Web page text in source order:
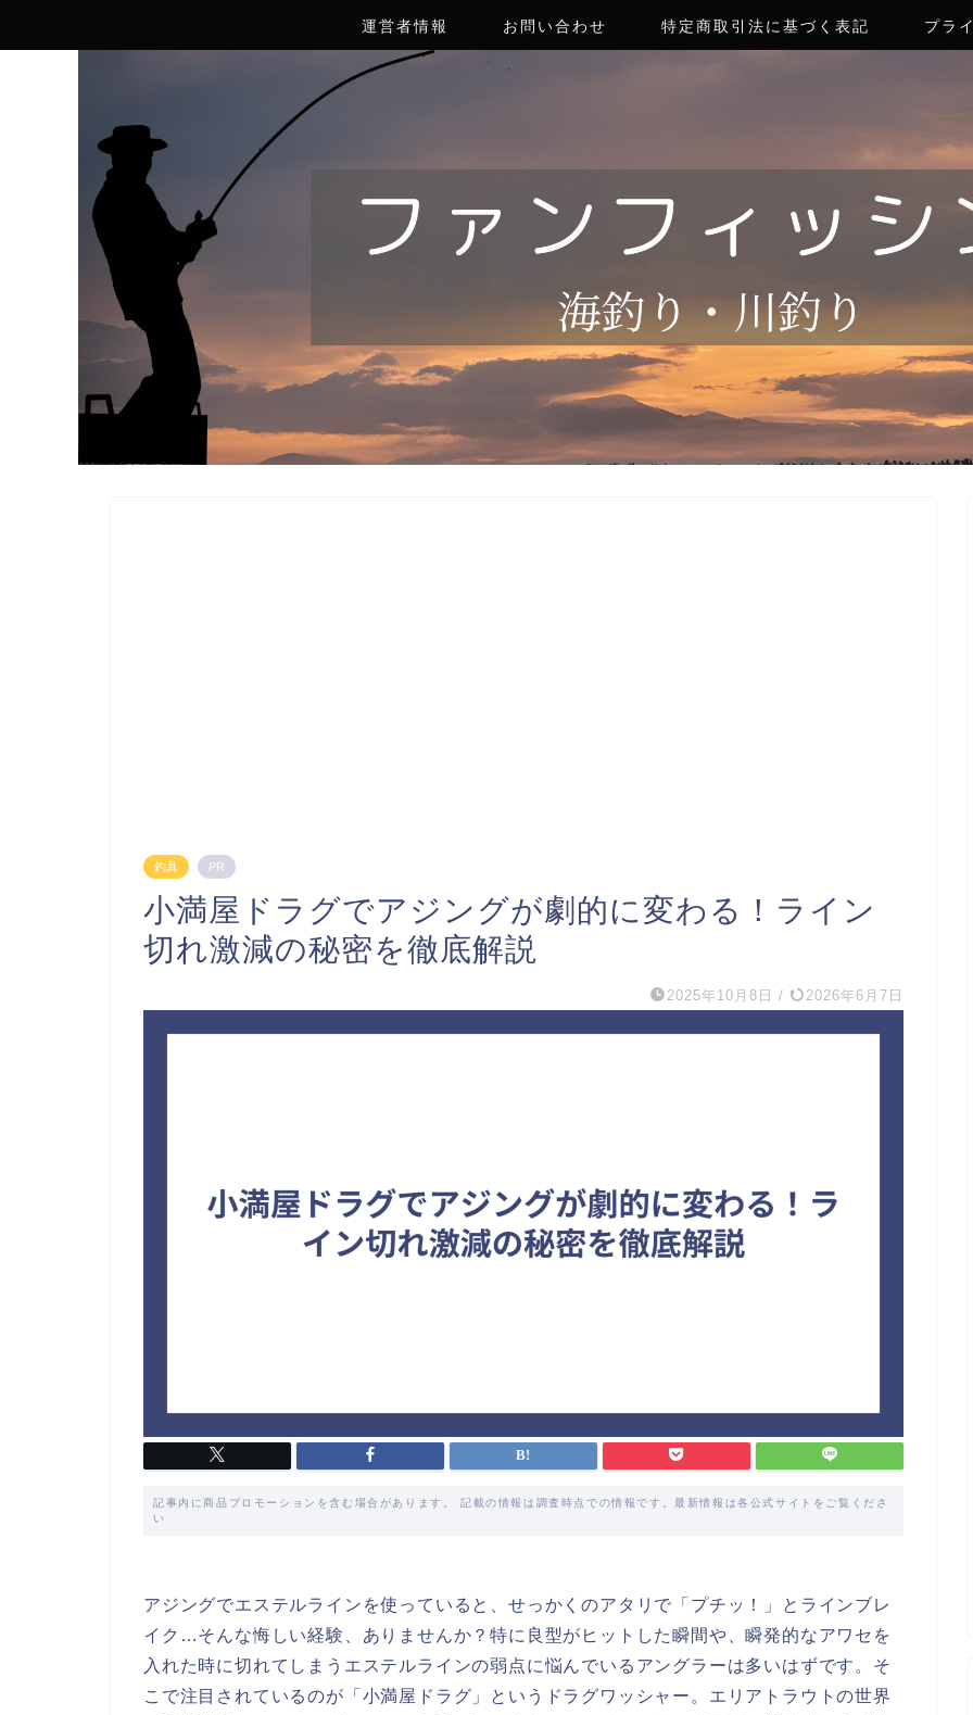
運営者情報 お問い合わせ 特定商取引法に基づく表記 プラ
釣具 PR
小満屋ドラグでアジングが劇的に変わる！ライン
切れ激減の秘密を徹底解説
2025年10月8日 / 2026年6月7日
記事内に商品プロモーションを含む場合があります。 記載の情報は調査時点での情報です。最新情報は各公式サイトをご覧くださ
い
アジングでエステルラインを使っていると、せっかくのアタリで「プチッ！」とラインブレ
イク…そんな悔しい経験、ありませんか？特に良型がヒットした瞬間や、瞬発的なアワセを
入れた時に切れてしまうエステルラインの弱点に悩んでいるアングラーは多いはずです。そ
こで注目されているのが「小満屋ドラグ」というドラグワッシャー。エリアトラウトの世界